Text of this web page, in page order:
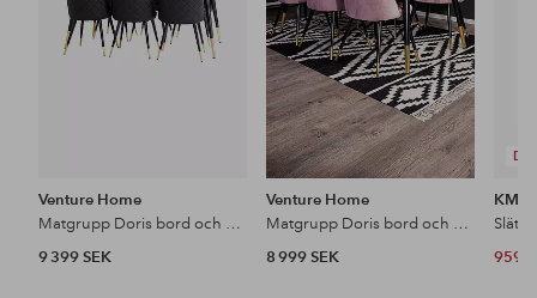
Venture Home
Matgrupp Doris bord och 6st Valleta stolar
9 399 SEK
Venture Home
Matgrupp Doris bord och 6 st Valleta stolar
8 999 SEK
KM
959